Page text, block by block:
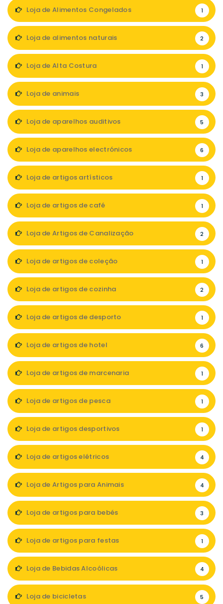
Loja de Alimentos Congelados 1
Loja de alimentos naturais 2
Loja de Alta Costura 1
Loja de animais 3
Loja de aparelhos auditivos 5
Loja de aparelhos electrónicos 6
Loja de artigos artísticos 1
Loja de artigos de café 1
Loja de Artigos de Canalização 2
Loja de artigos de coleção 1
Loja de artigos de cozinha 2
Loja de artigos de desporto 1
Loja de artigos de hotel 6
Loja de artigos de marcenaria 1
Loja de artigos de pesca 1
Loja de artigos desportivos 1
Loja de artigos elétricos 4
Loja de Artigos para Animais 4
Loja de artigos para bebés 3
Loja de artigos para festas 1
Loja de Bebidas Alcoólicas 4
Loja de bicicletas 5